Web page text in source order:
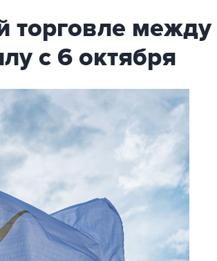
торговле между
с 6 октября